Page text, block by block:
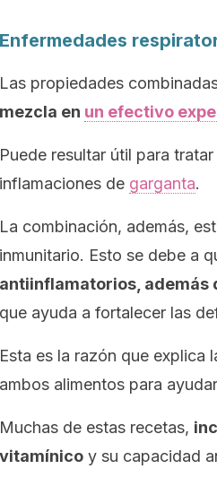
Enfermedades
Las propiedades
mezcla en un efectivo
Puede resultar útil para
inflamaciones de garganta.
La combinación, además,
inmunitario. Esto se debe a
antiinflamatorios, además
que ayuda a fortalecer las
Esta es la razón que explica
ambos alimentos para
Muchas de estas recetas,
vitamínico y su capacidad